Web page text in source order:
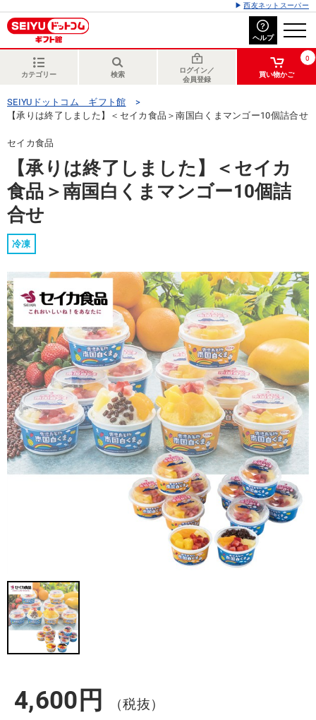
西友ネットスーパー
ヘルプ
カテゴリー 検索
ログイン／
会員登録
0
買い物かご
SEIYUドットコム ギフト館
【承りは終了しました】＜セイカ食品＞南国白くまマンゴー10個詰合せ
セイカ食品
【承りは終了しました】＜セイカ
食品＞南国白くまマンゴー10個詰
合せ
冷凍
4,600円 （税抜）